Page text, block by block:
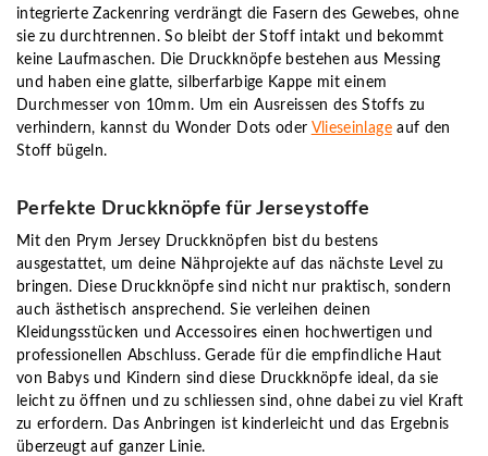
integrierte Zackenring verdrängt die Fasern des Gewebes, ohne
sie zu durchtrennen. So bleibt der Stoff intakt und bekommt
keine Laufmaschen. Die Druckknöpfe bestehen aus Messing
und haben eine glatte, silberfarbige Kappe mit einem
Durchmesser von 10mm. Um ein Ausreissen des Stoffs zu
verhindern, kannst du Wonder Dots oder Vlieseinlageauf den
Stoff bügeln.
Perfekte Druckknöpfe für Jerseystoffe
Mit den Prym Jersey Druckknöpfen bist du bestens
ausgestattet, um deine Nähprojekte auf das nächste Level zu
bringen. Diese Druckknöpfe sind nicht nur praktisch, sondern
auch ästhetisch ansprechend. Sie verleihen deinen
Kleidungsstücken und Accessoires einen hochwertigen und
professionellen Abschluss. Gerade für die empfindliche Haut
von Babys und Kindern sind diese Druckknöpfe ideal, da sie
leicht zu öffnen und zu schliessen sind, ohne dabei zu viel Kraft
zu erfordern. Das Anbringen ist kinderleicht und das Ergebnis
überzeugt auf ganzer Linie.